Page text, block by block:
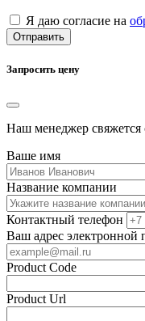
Я даю согласие на
Отправить
Запросить цену
Наш менеджер
Ваше имя
Название компании
Контактный телефон
Ваш адрес электронной
Product Code
Product Url